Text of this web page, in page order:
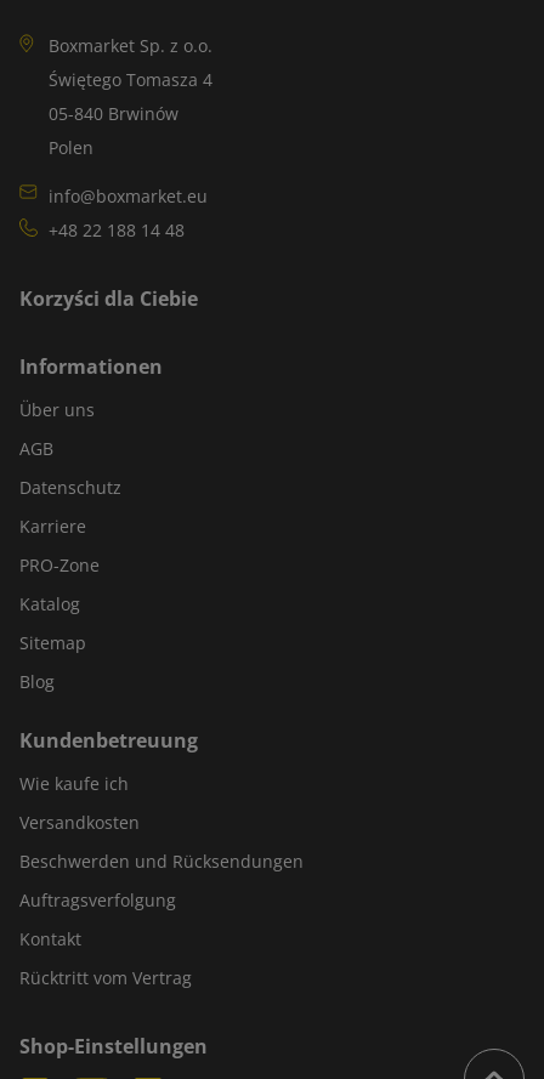
Boxmarket Sp. z o.o.
Świętego Tomasza 4
05-840 Brwinów
Polen
info@boxmarket.eu
+48 22 188 14 48
Korzyści dla Ciebie
Informationen
Über uns
AGB
Datenschutz
Karriere
PRO-Zone
Katalog
Sitemap
Blog
Kundenbetreuung
Wie kaufe ich
Versandkosten
Beschwerden und Rücksendungen
Auftragsverfolgung
Kontakt
Rücktritt vom Vertrag
Shop-Einstellungen